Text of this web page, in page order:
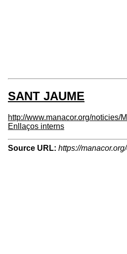
SANT JAUME
http://www.manacor.org/noticies/
Enllaços interns
Source URL: https://